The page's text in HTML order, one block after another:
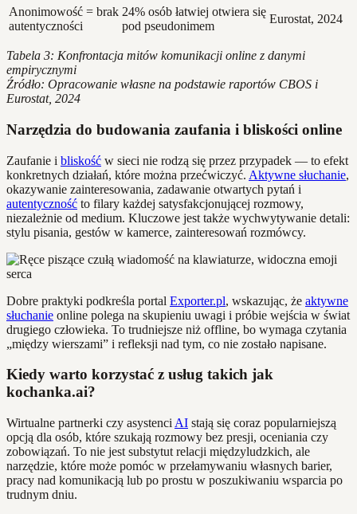
Anonimowość = brak
autentyczności
24% osób łatwiej otwiera się
pod pseudonimem
Eurostat, 2024
Tabela 3: Konfrontacja mitów komunikacji online z danymi
empirycznymi
Źródło: Opracowanie własne na podstawie raportów CBOS i
Eurostat, 2024
Narzędzia do budowania zaufania i bliskości online
Zaufanie i bliskość w sieci nie rodzą się przez przypadek — to efekt
konkretnych działań, które można przećwiczyć. Aktywne słuchanie,
okazywanie zainteresowania, zadawanie otwartych pytań i
autentyczność to filary każdej satysfakcjonującej rozmowy,
niezależnie od medium. Kluczowe jest także wychwytywanie detali:
stylu pisania, gestów w kamerce, zainteresowań rozmówcy.
Dobre praktyki podkreśla portal Exporter.pl, wskazując, że aktywne
słuchanie online polega na skupieniu uwagi i próbie wejścia w świat
drugiego człowieka. To trudniejsze niż offline, bo wymaga czytania
„między wierszami” i refleksji nad tym, co nie zostało napisane.
Kiedy warto korzystać z usług takich jak
kochanka.ai?
Wirtualne partnerki czy asystenci AI stają się coraz popularniejszą
opcją dla osób, które szukają rozmowy bez presji, oceniania czy
zobowiązań. To nie jest substytut relacji międzyludzkich, ale
narzędzie, które może pomóc w przełamywaniu własnych barier,
pracy nad komunikacją lub po prostu w poszukiwaniu wsparcia po
trudnym dniu.